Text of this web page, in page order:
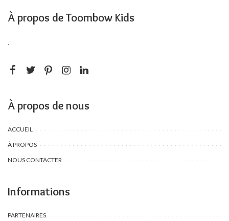
À propos de Toombow Kids
.
À propos de nous
ACCUEIL
À PROPOS
NOUS CONTACTER
Informations
PARTENAIRES